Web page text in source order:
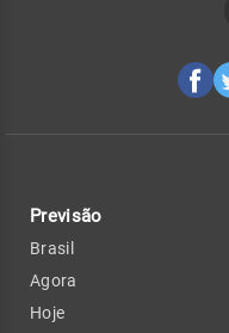
Previsão
Brasil
Agora
Hoje